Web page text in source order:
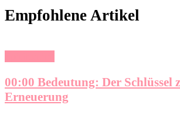
Empfohlene Artikel
00:00 Bedeutung: Der Schlüssel
Erneuerung